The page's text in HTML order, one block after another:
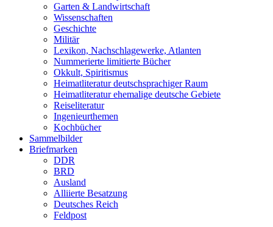
Garten & Landwirtschaft
Wissenschaften
Geschichte
Militär
Lexikon, Nachschlagewerke, Atlanten
Nummerierte limitierte Bücher
Okkult, Spiritismus
Heimatliteratur deutschsprachiger Raum
Heimatliteratur ehemalige deutsche Gebiete
Reiseliteratur
Ingenieurthemen
Kochbücher
Sammelbilder
Briefmarken
DDR
BRD
Ausland
Alliierte Besatzung
Deutsches Reich
Feldpost